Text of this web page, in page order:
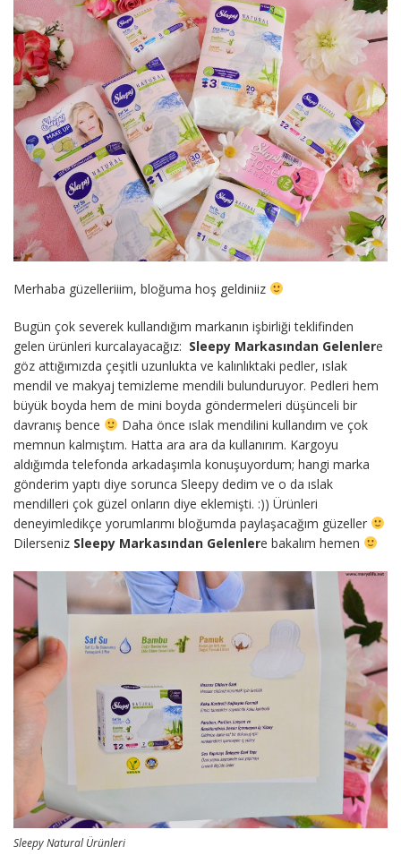
Merhaba güzelleriiim, bloğuma hoş geldiniiz
Bugün çok severek kullandığım markanın işbirliği teklifinden
gelen ürünleri kurcalayacağız: Sleepy Markasından Gelenlere
göz attığımızda çeşitli uzunlukta ve kalınlıktaki pedler, ıslak
mendil ve makyaj temizleme mendili bulunduruyor. Pedleri hem
büyük boyda hem de mini boyda göndermeleri düşünceli bir
davranış bence
Daha önce ıslak mendilini kullandım ve çok
memnun kalmıştım. Hatta ara ara da kullanırım. Kargoyu
aldığımda telefonda arkadaşımla konuşuyordum; hangi marka
gönderim yaptı diye sorunca Sleepy dedim ve o da ıslak
mendilleri çok güzel onların diye eklemişti. :)) Ürünleri
deneyimledikçe yorumlarımı bloğumda paylaşacağım güzeller
Dilerseniz Sleepy Markasından Gelenlere bakalım hemen
Sleepy Natural Ürünleri